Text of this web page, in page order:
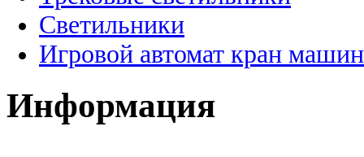
Светильники
Игровой автомат кран
Информация